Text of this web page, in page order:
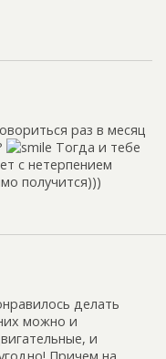
раз в месяц
Тогда и тебе
с нетерпением
получится)))
делать
можно и
и